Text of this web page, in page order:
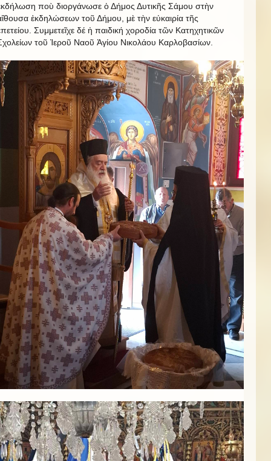
ποὺ διοργάνωσε ὁ Δήμος Δυτικῆς Σάμου στὴν
ἐκδηλώσεων τοῦ Δήμου, μὲ τὴν εὐκαιρία τῆς
Συμμετεῖχε δέ ἡ παιδική χοροδία τῶν Κατηχητικῶν
τοῦ Ἱεροῦ Ναοῦ Ἁγίου Νικολάου Καρλοβασίων.